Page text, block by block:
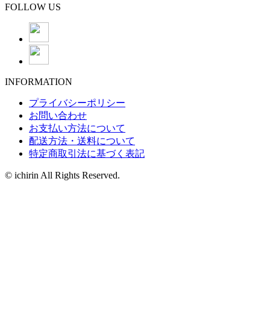
FOLLOW US
INFORMATION
プライバシーポリシー
お問い合わせ
お支払い方法について
配送方法・送料について
特定商取引法に基づく表記
© ichirin All Rights Reserved.